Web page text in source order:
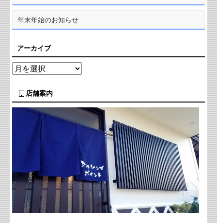
年末年始のお知らせ
アーカイブ
店舗案内